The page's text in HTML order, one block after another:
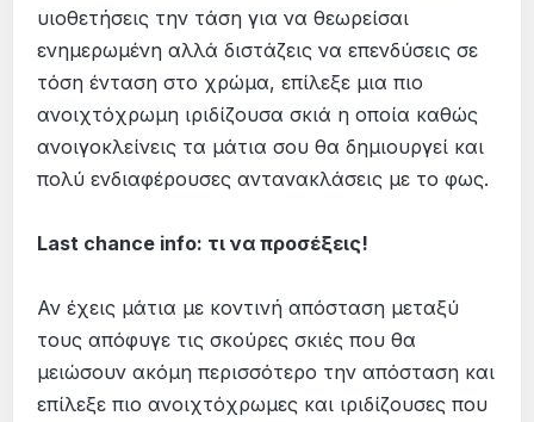
υιοθετήσεις την τάση για να θεωρείσαι
ενημερωμένη αλλά διστάζεις να επενδύσεις σε
τόση ένταση στο χρώμα, επίλεξε μια πιο
ανοιχτόχρωμη ιριδίζουσα σκιά η οποία καθώς
ανοιγοκλείνεις τα μάτια σου θα δημιουργεί και
πολύ ενδιαφέρουσες αντανακλάσεις με το φως.
Last chance info: τι να προσέξεις!
Αν έχεις μάτια με κοντινή απόσταση μεταξύ
τους απόφυγε τις σκούρες σκιές που θα
μειώσουν ακόμη περισσότερο την απόσταση και
επίλεξε πιο ανοιχτόχρωμες και ιριδίζουσες που